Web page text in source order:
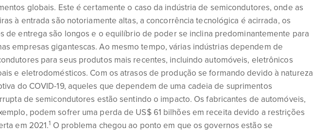
globais. Este é certamente o caso da indústria de semicondutores, onde as
à entrada são notoriamente altas, a concorrência tecnológica é acirrada, os
de entrega são longos e o equilíbrio de poder se inclina predominantemente para
empresas gigantescas. Ao mesmo tempo, várias indústrias dependem de
para seus produtos mais recentes, incluindo automóveis, eletrônicos
e eletrodomésticos. Com os atrasos de produção se formando devido à natureza
do COVID-19, aqueles que dependem de uma cadeia de suprimentos
de semicondutores estão sentindo o impacto. Os fabricantes de automóveis,
podem sofrer uma perda de US$ 61 bilhões em receita devido a restrições
em 2021.1 O problema chegou ao ponto em que os governos estão se